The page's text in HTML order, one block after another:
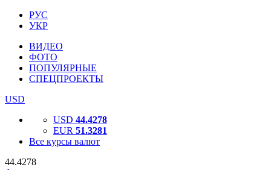
РУС
УКР
ВИДЕО
ФОТО
ПОПУЛЯРНЫЕ
СПЕЦПРОЕКТЫ
USD
USD 44.4278
EUR 51.3281
Все курсы валют
44.4278